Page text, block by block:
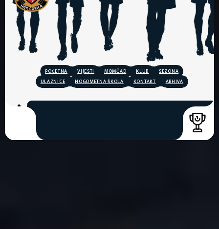
POČETNA VIJESTI MOMČAD KLUB
SEZONA
ULAZNICE
NOGOMETNA ŠKOLA KONTAKT ARHIVA